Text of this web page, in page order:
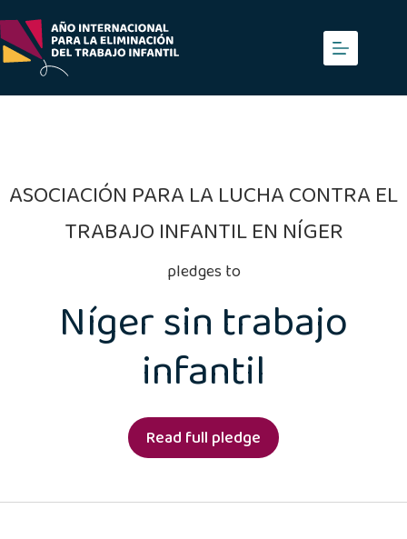
al
contenido
ASOCIACIÓN PARA LA LUCHA CONTRA EL
TRABAJO INFANTIL EN NÍGER
pledges to
Níger sin trabajo
infantil
Read full pledge